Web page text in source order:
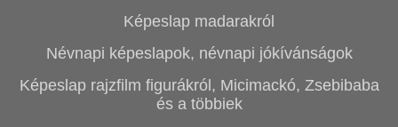
Képeslap madarakról
Névnapi képeslapok, névnapi jókívánságok
Képeslap rajzfilm figurákról, Micimackó, Zsebibaba
és a többiek